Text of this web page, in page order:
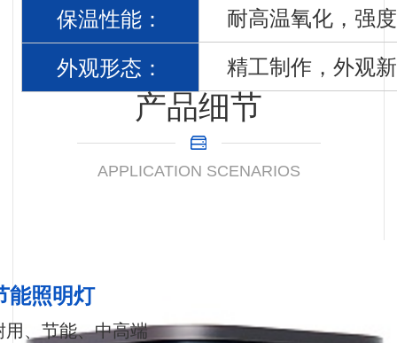
保温性能： 耐高温氧化，强
外观形态： 精工制作，外观
产品细节
APPLICATION SCENARIOS
能照明灯
用、节能、中高端